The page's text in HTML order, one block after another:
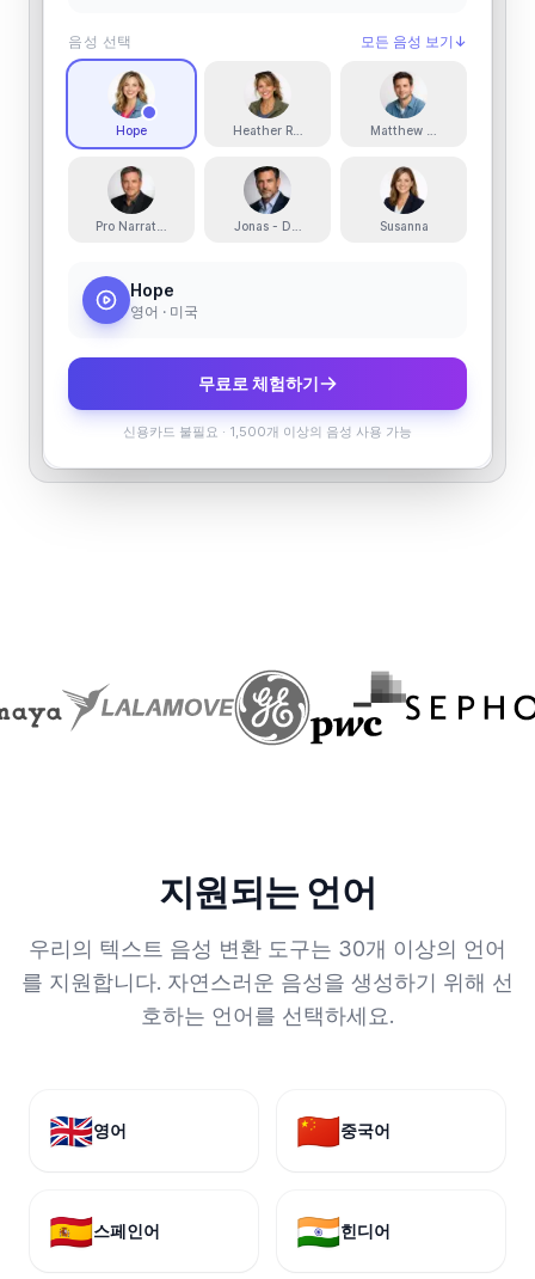
음성 선택 모든 음성 보기 ↓
Hope Heather Rey Matthew - Smooth
Pro Narrator Jonas - Dramatic Susanna
Hope
영어 · 미국
무료로 체험하기
신용카드 불필요 · 1,500개 이상의 음성 사용 가능
지원되는 언어
우리의 텍스트 음성 변환 도구는 30개 이상의 언어
를 지원합니다. 자연스러운 음성을 생성하기 위해 선
호하는 언어를 선택하세요.
🇬🇧영어 🇨🇳중국어
🇪🇸스페인어 🇮🇳힌디어